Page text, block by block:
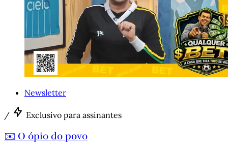
Newsletter
/ Exclusivo para assinantes
✉️ O ópio do povo